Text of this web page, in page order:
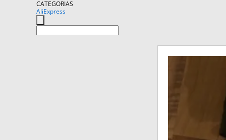
CATEGORIAS
AliExpress